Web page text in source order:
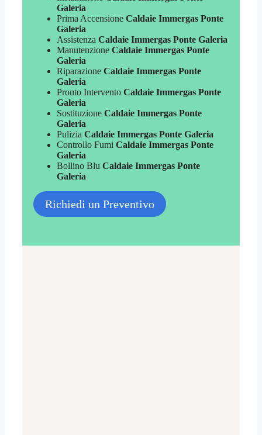
Galeria
Prima Accensione Caldaie Immergas Ponte
Galeria
Assistenza Caldaie Immergas Ponte Galeria
Manutenzione Caldaie Immergas Ponte
Galeria
Riparazione Caldaie Immergas Ponte
Galeria
Pronto Intervento Caldaie Immergas Ponte
Galeria
Sostituzione Caldaie Immergas Ponte
Galeria
Pulizia Caldaie Immergas Ponte Galeria
Controllo Fumi Caldaie Immergas Ponte
Galeria
Bollino Blu Caldaie Immergas Ponte
Galeria
Richiedi un Preventivo